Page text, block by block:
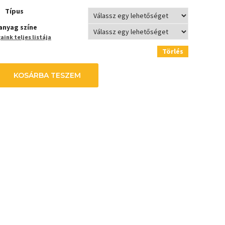
Típus
színe
teljes listája
Törlés
KOSÁRBA TESZEM